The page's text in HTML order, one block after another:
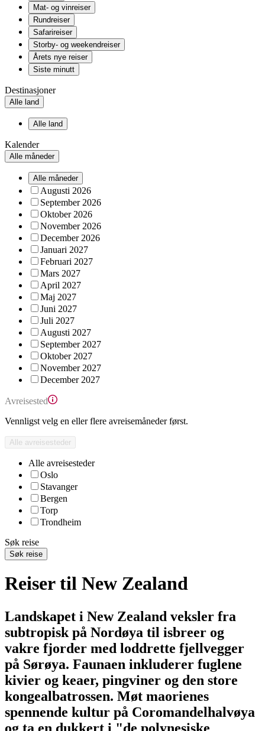
Mat- og vinreiser
Rundreiser
Safarireiser
Storby- og weekendreiser
Årets nye reiser
Siste minutt
Destinasjoner
Alle land
Alle land
Kalender
Alle måneder
Alle måneder
Augusti 2026
September 2026
Oktober 2026
November 2026
December 2026
Januari 2027
Februari 2027
Mars 2027
April 2027
Maj 2027
Juni 2027
Juli 2027
Augusti 2027
September 2027
Oktober 2027
November 2027
December 2027
Avreisested
Vennligst velg en eller flere avreisemåneder først.
Alle avreisesteder
Alle avreisesteder
Oslo
Stavanger
Bergen
Torp
Trondheim
Søk reise
Søk reise
Reiser til New Zealand
Landskapet i New Zealand veksler fra
subtropisk på Nordøya til isbreer og
vakre fjorder med loddrette fjellvegger
på Sørøya. Faunaen inkluderer fuglene
kivier og keaer, pingviner og den store
kongealbatrossen. Møt maorienes
spennende kultur på Coromandelhalvøya